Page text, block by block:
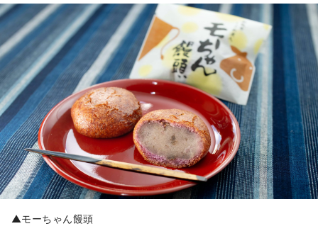
▲モーちゃん饅頭